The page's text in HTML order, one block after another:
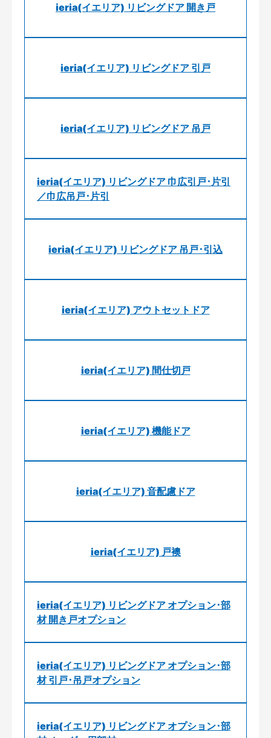
ieria(イエリア) リビングドア 開き戸
ieria(イエリア) リビングドア 引戸
ieria(イエリア) リビングドア 吊戸
ieria(イエリア) リビングドア 巾広引戸･片引
／巾広吊戸･片引
ieria(イエリア) リビングドア 吊戸･引込
ieria(イエリア) アウトセットドア
ieria(イエリア) 間仕切戸
ieria(イエリア) 機能ドア
ieria(イエリア) 音配慮ドア
ieria(イエリア) 戸襖
ieria(イエリア) リビングドア オプション･部
材 開き戸オプション
ieria(イエリア) リビングドア オプション･部
材 引戸･吊戸オプション
ieria(イエリア) リビングドア オプション･部